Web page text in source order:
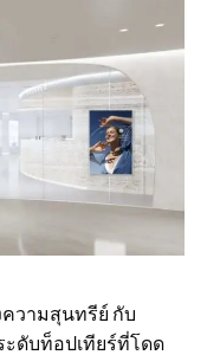
ความสุนทรีย์ กับ
ดับท็อปเทียร์ที่โดด